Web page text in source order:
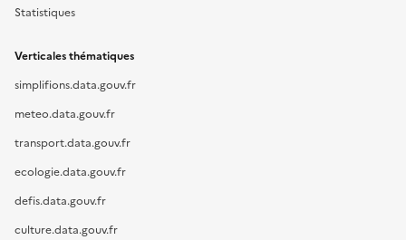
Statistiques
Verticales thématiques
simplifions.data.gouv.fr
meteo.data.gouv.fr
transport.data.gouv.fr
ecologie.data.gouv.fr
defis.data.gouv.fr
culture.data.gouv.fr